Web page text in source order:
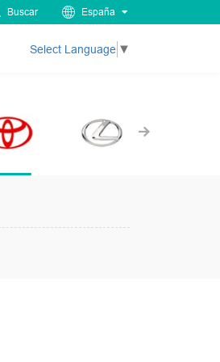
Buscar España
Select Language ▼